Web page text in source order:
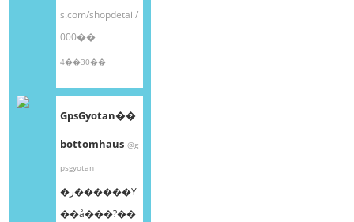
s.com/shopdetail/
000��
4��30��
GpsGyotan��
bottomhaus @g
psgyotan
�ر������Υ
��å���?��